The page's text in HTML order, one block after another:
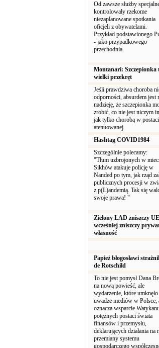
Od zawsze służby
kontrolowały rzekome
niezaplanowane spotkania
oficjeli z obywatelami.
Przykład podstawionego
- jako przypadkowego
przechodnia.
Montanari: Szczepionka
wielki przekręt
Jeśli prawdziwa choroba
odporności, absurdem jest
nadzieję, że szczepionka
zrobić, co nie jest niczym
jak tylko chorobą w postaci
atenuowanej.
Hashtag COVID1984
Szczególnie polecamy:
"Tłum uzbrojonych w
Sikhów atakuje policję w
Nanded po tym, jak rząd
publicznych procesji w
z p(L)andemią. Tak się
swoje prawa! "
Zielony ŁAD zniszczy
wcześniej zniszczy
własność
Papież błogosławi
de Rotschild
To nie jest pomysł Dana
na nową powieść, ale
wydarzenie, które umknęło
uwadze mediów w Polsce,
oznacza wsparcie
potężnych postaci świata
finansów i przemysłu,
deklarujących działania na
przemiany systemu
gospodarczego